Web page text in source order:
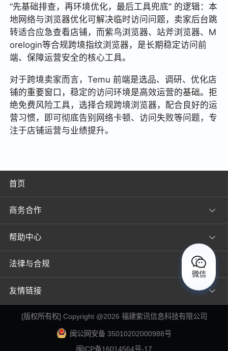
“先基础排查，再环境优化，最后工具兜底” 的逻辑：本
地网络与浏览器优化可解决临时访问问题，卖家后台跳
转适合应急查看店铺，而紫鸟浏览器、站斧浏览器、M
orelogin等合规跨境指纹浏览器，是长期稳定访问前
端、保障运营安全的核心工具。
对于跨境卖家而言，Temu 前端是选品、调研、优化店
铺的重要窗口，稳定的访问环境是高效运营的基础。拒
绝免费风险工具，选择合规跨境浏览器，配合良好的运
营习惯，即可彻底告别网络卡顿、访问失败等问题，专
注于店铺运营与业绩提升。
微信
首页
商务合作
帮助中心
法律与合规
友情链接
[版权所有权] Copyright @2026 福建紫讯信息科技有限公司
闽公网安备 35010202000988号
闽ICP备16014564号-17